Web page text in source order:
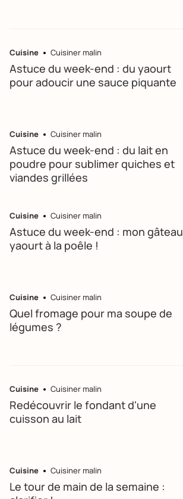
Cuisine Cuisiner malin
Astuce du week-end : du yaourt
pour adoucir une sauce piquante
Cuisine Cuisiner malin
Astuce du week-end : du lait en
poudre pour sublimer quiches et
viandes grillées
Cuisine Cuisiner malin
Astuce du week-end : mon gâteau
yaourt à la poêle !
Cuisine Cuisiner malin
Quel fromage pour ma soupe de
légumes ?
Cuisine Cuisiner malin
Redécouvrir le fondant d'une
cuisson au lait
Cuisine Cuisiner malin
Le tour de main de la semaine :